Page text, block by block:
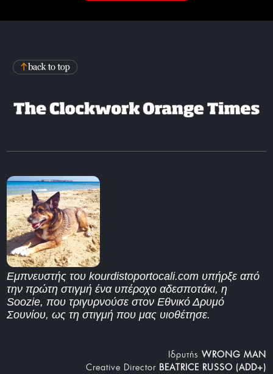
Εμπνευστής του kourdistoportocali.com υπήρξε από
την πρώτη στιγμή ένα υπέροχο αδεσποτάκι, η
Soozie, που τριγυρνούσε στον Εθνικό Δρυμό
Σουνίου, ως τη στιγμή που μας υιοθέτησε.
Iδρυτής WRONG MAN
Creative Director BEATRICE RUSSO (ADD+)